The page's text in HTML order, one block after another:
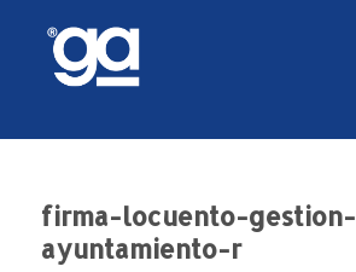
firma-locuento-gestion-
ayuntamiento-r